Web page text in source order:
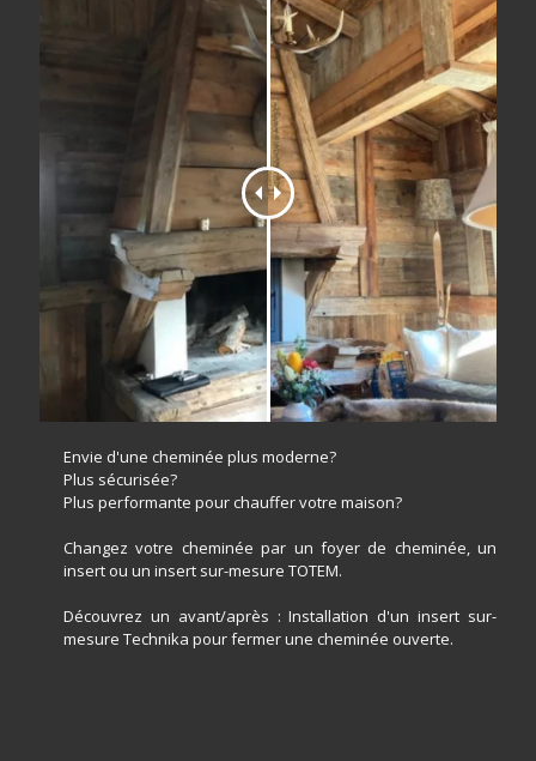
Envie d'une cheminée plus moderne?
Plus sécurisée?
Plus performante pour chauffer votre maison?
​Changez votre cheminée par un foyer de cheminée, un
insert ou un insert sur-mesure TOTEM.
Découvrez un avant/après : Installation d'un insert sur-
mesure Technika pour fermer une cheminée ouverte.